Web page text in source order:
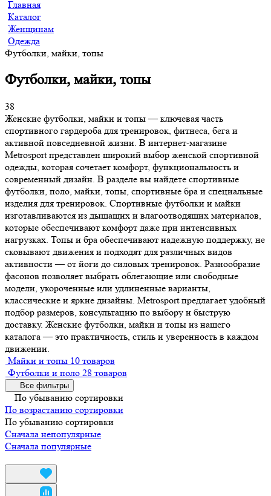
Главная
Каталог
Женщинам
Одежда
Футболки, майки, топы
Футболки, майки, топы
38
Женские футболки, майки и топы — ключевая часть
спортивного гардероба для тренировок, фитнеса, бега и
активной повседневной жизни. В интернет-магазине
Metrosport представлен широкий выбор женской спортивной
одежды, которая сочетает комфорт, функциональность и
современный дизайн. В разделе вы найдете спортивные
футболки, поло, майки, топы, спортивные бра и специальные
изделия для тренировок. Спортивные футболки и майки
изготавливаются из дышащих и влагоотводящих материалов,
которые обеспечивают комфорт даже при интенсивных
нагрузках. Топы и бра обеспечивают надежную поддержку, не
сковывают движения и подходят для различных видов
активности — от йоги до силовых тренировок. Разнообразие
фасонов позволяет выбрать облегающие или свободные
модели, укороченные или удлиненные варианты,
классические и яркие дизайны. Metrosport предлагает удобный
подбор размеров, консультацию по выбору и быструю
доставку. Женские футболки, майки и топы из нашего
каталога — это практичность, стиль и уверенность в каждом
движении.
Майки и топы 10 товаров
Футболки и поло 28 товаров
Все фильтры
По убыванию сортировки
По возрастанию сортировки
По убыванию сортировки
Сначала непопулярные
Сначала популярные